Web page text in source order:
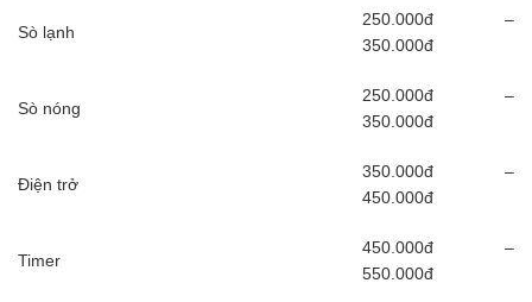
Sò lạnh
250.000đ –
350.000đ
Sò nóng
250.000đ –
350.000đ
Điện trở
350.000đ –
450.000đ
Timer
450.000đ –
550.000đ